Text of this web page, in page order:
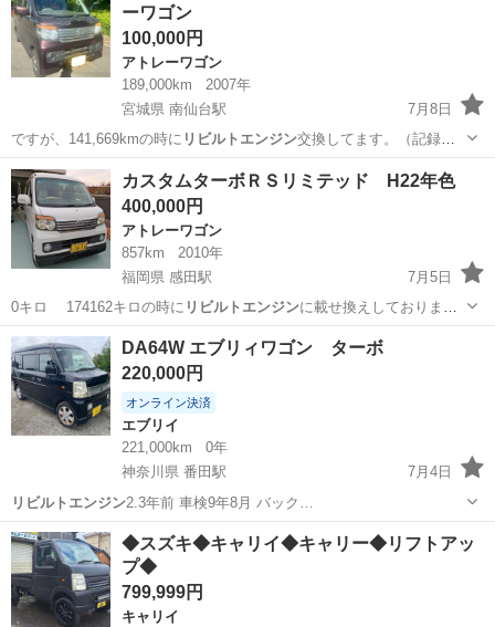
ーワゴン
100,000円
アトレーワゴン
189,000km
2007年
宮城県 南仙台駅
7月8日
ですが、141,669kmの時に リビルトエンジン交換してます。（記録簿
有り）エン…
宮城 仙台市 南仙台駅 アトレーワゴン 車両
カスタムターボＲＳリミテッド H22年色
400,000円
アトレーワゴン
857km
2010年
福岡県 感田駅
7月5日
0キロ 174162キロの時に リビルトエンジンに載せ換えしておりま
す。 その後…
福岡 直方市 感田駅 アトレーワゴン 走行距離
DA64W エブリィワゴン ターボ
220,000円
オンライン決済
エブリイ
221,000km
0年
神奈川県 番田駅
7月4日
リビルトエンジン2.3年前 車検9年8月 バック…
神奈川 愛甲郡 番田駅 エブリイ
◆スズキ◆キャリイ◆キャリー◆リフトアッ
プ◆
799,999円
キャリイ